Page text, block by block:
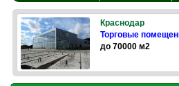
Краснодар
Торговые
до 70000 м2